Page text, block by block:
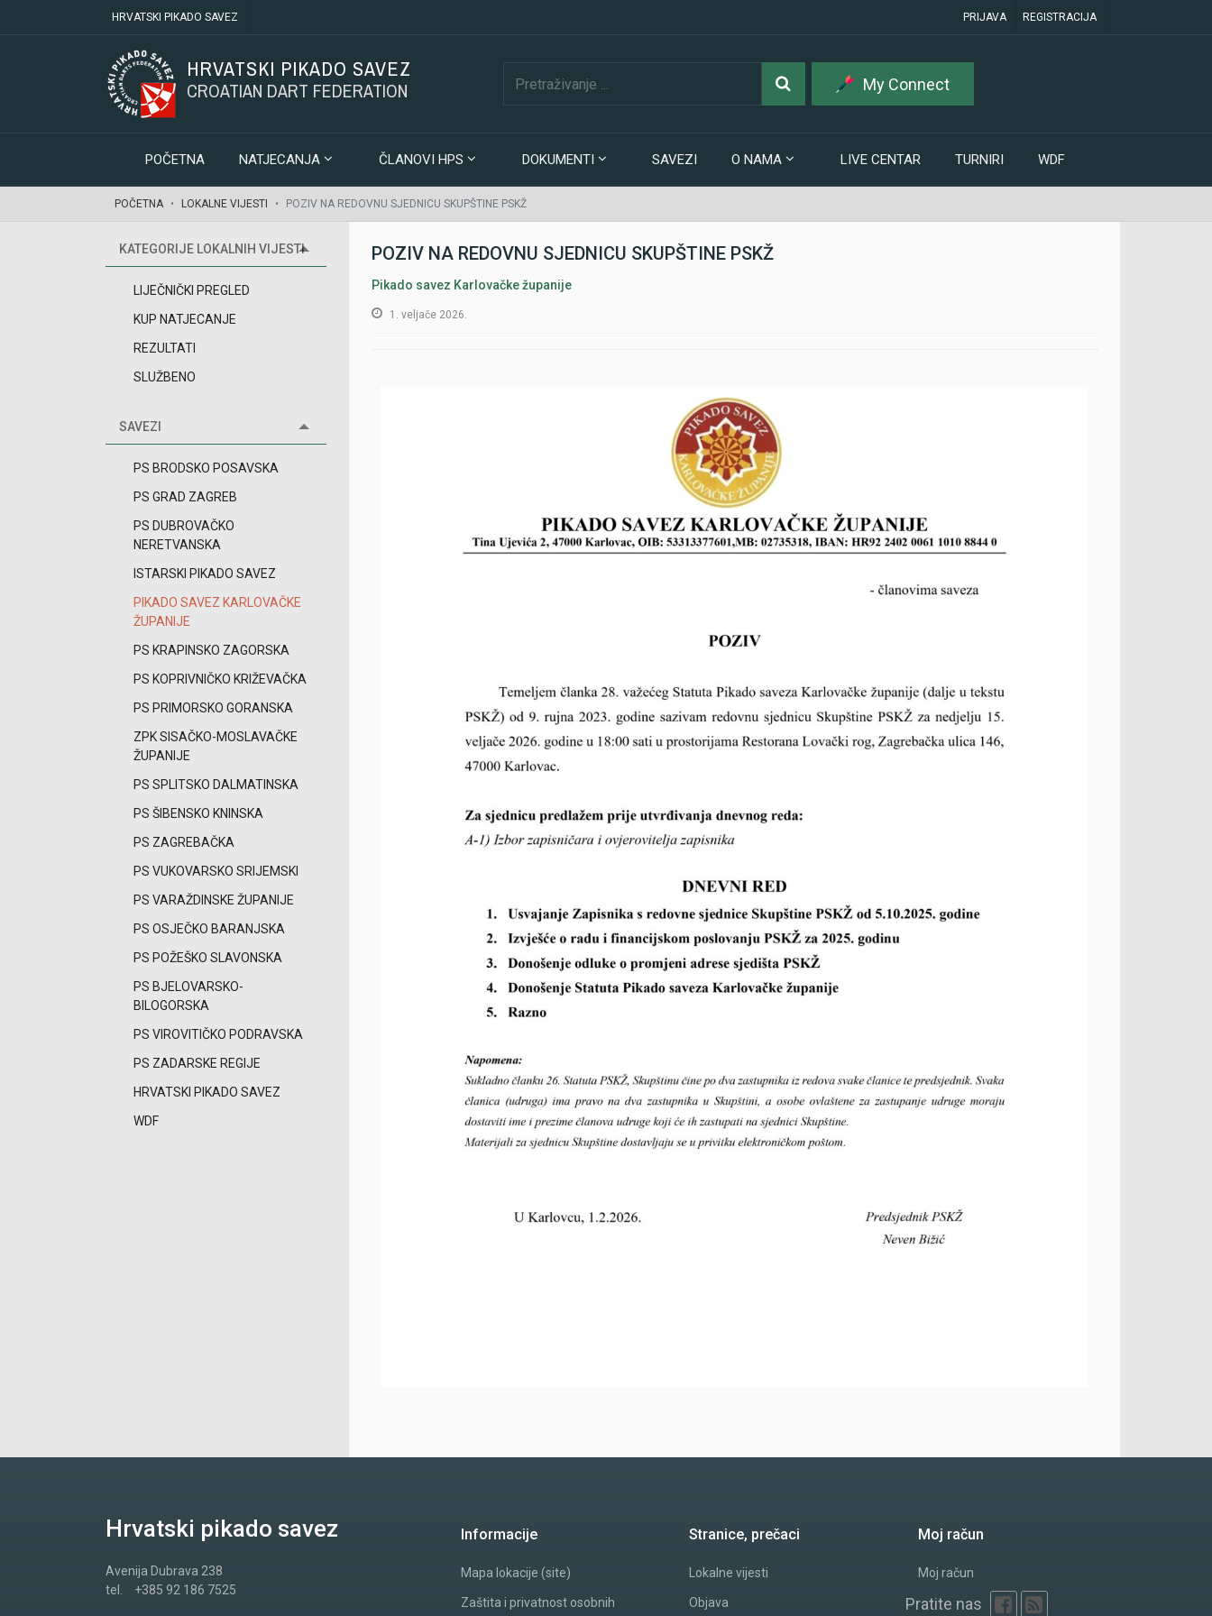
HRVATSKI PIKADO SAVEZ PRIJAVA REGISTRACIJA
HRVATSKI PIKADO SAVEZ
CROATIAN DART FEDERATION My Connect
POČETNA NATJECANJA ČLANOVI HPS DOKUMENTI SAVEZI O NAMA LIVE CENTAR TURNIRI WDF
POČETNA LOKALNE VIJESTI POZIV NA REDOVNU SJEDNICU SKUPŠTINE PSKŽ
KATEGORIJE LOKALNIH VIJESTI
LIJEČNIČKI PREGLED
KUP NATJECANJE
REZULTATI
SLUŽBENO
SAVEZI
PS BRODSKO POSAVSKA
PS GRAD ZAGREB
PS DUBROVAČKO
NERETVANSKA
ISTARSKI PIKADO SAVEZ
PIKADO SAVEZ KARLOVAČKE
ŽUPANIJE
PS KRAPINSKO ZAGORSKA
PS KOPRIVNIČKO KRIŽEVAČKA
PS PRIMORSKO GORANSKA
ZPK SISAČKO-MOSLAVAČKE
ŽUPANIJE
PS SPLITSKO DALMATINSKA
PS ŠIBENSKO KNINSKA
PS ZAGREBAČKA
PS VUKOVARSKO SRIJEMSKI
PS VARAŽDINSKE ŽUPANIJE
PS OSJEČKO BARANJSKA
PS POŽEŠKO SLAVONSKA
PS BJELOVARSKO-
BILOGORSKA
PS VIROVITIČKO PODRAVSKA
PS ZADARSKE REGIJE
HRVATSKI PIKADO SAVEZ
WDF
POZIV NA REDOVNU SJEDNICU SKUPŠTINE PSKŽ
Pikado savez Karlovačke županije
1. veljače 2026.
Hrvatski pikado savez
Avenija Dubrava 238
tel.
+385 92 186 7525
Informacije
Mapa lokacije (site)
Zaštita i privatnost osobnih
Stranice, prečaci
Lokalne vijesti
Objava
Moj račun
Moj račun
Pratite nas